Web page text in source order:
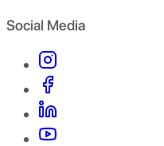
Social Media